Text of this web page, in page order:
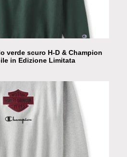
verde scuro H-D & Champion
in Edizione Limitata